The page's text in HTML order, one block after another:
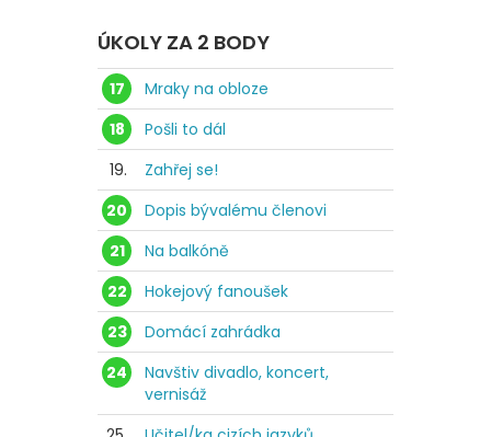
ÚKOLY ZA 2 BODY
17
Mraky na obloze
18
Pošli to dál
19.
Zahřej se!
20
Dopis bývalému členovi
21
Na balkóně
22
Hokejový fanoušek
23
Domácí zahrádka
24
Navštiv divadlo, koncert,
vernisáž